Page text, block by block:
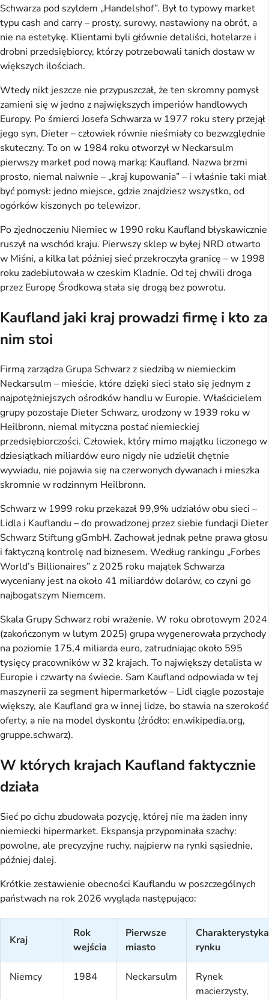
Schwarza pod szyldem „Handelshof”. Był to typowy market
typu cash and carry – prosty, surowy, nastawiony na obrót, a
nie na estetykę. Klientami byli głównie detaliści, hotelarze i
drobni przedsiębiorcy, którzy potrzebowali tanich dostaw w
większych ilościach.
Wtedy nikt jeszcze nie przypuszczał, że ten skromny pomysł
zamieni się w jedno z największych imperiów handlowych
Europy. Po śmierci Josefa Schwarza w 1977 roku stery przejął
jego syn, Dieter – człowiek równie nieśmiały co bezwzględnie
skuteczny. To on w 1984 roku otworzył w Neckarsulm
pierwszy market pod nową marką: Kaufland. Nazwa brzmi
prosto, niemal naiwnie – „kraj kupowania” – i właśnie taki miał
być pomysł: jedno miejsce, gdzie znajdziesz wszystko, od
ogórków kiszonych po telewizor.
Po zjednoczeniu Niemiec w 1990 roku Kaufland błyskawicznie
ruszył na wschód kraju. Pierwszy sklep w byłej NRD otwarto
w Miśni, a kilka lat później sieć przekroczyła granicę – w 1998
roku zadebiutowała w czeskim Kladnie. Od tej chwili droga
przez Europę Środkową stała się drogą bez powrotu.
Kaufland jaki kraj prowadzi firmę i kto za
nim stoi
Firmą zarządza Grupa Schwarz z siedzibą w niemieckim
Neckarsulm – mieście, które dzięki sieci stało się jednym z
najpotężniejszych ośrodków handlu w Europie. Właścicielem
grupy pozostaje Dieter Schwarz, urodzony w 1939 roku w
Heilbronn, niemal mityczna postać niemieckiej
przedsiębiorczości. Człowiek, który mimo majątku liczonego w
dziesiątkach miliardów euro nigdy nie udzielił chętnie
wywiadu, nie pojawia się na czerwonych dywanach i mieszka
skromnie w rodzinnym Heilbronn.
Schwarz w 1999 roku przekazał 99,9% udziałów obu sieci –
Lidla i Kauflandu – do prowadzonej przez siebie fundacji Dieter
Schwarz Stiftung gGmbH. Zachował jednak pełne prawa głosu
i faktyczną kontrolę nad biznesem. Według rankingu „Forbes
World’s Billionaires” z 2025 roku majątek Schwarza
wyceniany jest na około 41 miliardów dolarów, co czyni go
najbogatszym Niemcem.
Skala Grupy Schwarz robi wrażenie. W roku obrotowym 2024
(zakończonym w lutym 2025) grupa wygenerowała przychody
na poziomie 175,4 miliarda euro, zatrudniając około 595
tysięcy pracowników w 32 krajach. To największy detalista w
Europie i czwarty na świecie. Sam Kaufland odpowiada w tej
maszynerii za segment hipermarketów – Lidl ciągle pozostaje
większy, ale Kaufland gra w innej lidze, bo stawia na szerokość
oferty, a nie na model dyskontu (źródło: en.wikipedia.org,
gruppe.schwarz).
W których krajach Kaufland faktycznie
działa
Sieć po cichu zbudowała pozycję, której nie ma żaden inny
niemiecki hipermarket. Ekspansja przypominała szachy:
powolne, ale precyzyjne ruchy, najpierw na rynki sąsiednie,
później dalej.
Krótkie zestawienie obecności Kauflandu w poszczególnych
państwach na rok 2026 wygląda następująco:
Kraj
Rok
wejścia
Pierwsze
miasto
Charakterystyka
rynku
Niemcy 1984 Neckarsulm
Rynek
macierzysty,